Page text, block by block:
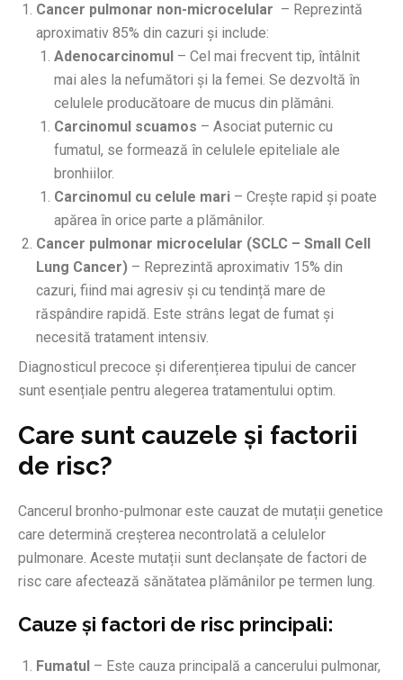
Cancer pulmonar non-microcelular – Reprezintă
aproximativ 85% din cazuri și include:
Adenocarcinomul – Cel mai frecvent tip, întâlnit
mai ales la nefumători și la femei. Se dezvoltă în
celulele producătoare de mucus din plămâni.
Carcinomul scuamos – Asociat puternic cu
fumatul, se formează în celulele epiteliale ale
bronhiilor.
Carcinomul cu celule mari – Crește rapid și poate
apărea în orice parte a plămânilor.
Cancer pulmonar microcelular (SCLC – Small Cell
Lung Cancer) – Reprezintă aproximativ 15% din
cazuri, fiind mai agresiv și cu tendință mare de
răspândire rapidă. Este strâns legat de fumat și
necesită tratament intensiv.
Diagnosticul precoce și diferențierea tipului de cancer
sunt esențiale pentru alegerea tratamentului optim.
Care sunt cauzele și factorii
de risc?
Cancerul bronho-pulmonar este cauzat de mutații genetice
care determină creșterea necontrolată a celulelor
pulmonare. Aceste mutații sunt declanșate de factori de
risc care afectează sănătatea plămânilor pe termen lung.
Cauze și factori de risc principali:
Fumatul – Este cauza principală a cancerului pulmonar,